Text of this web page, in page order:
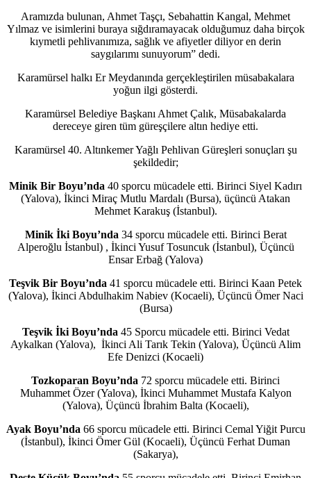
Aramızda bulunan, Ahmet Taşçı, Sebahattin Kangal, Mehmet
Yılmaz ve isimlerini buraya sığdıramayacak olduğumuz daha birçok
kıymetli pehlivanımıza, sağlık ve afiyetler diliyor en derin
saygılarımı sunuyorum” dedi.
Karamürsel halkı Er Meydanında gerçekleştirilen müsabakalara
yoğun ilgi gösterdi.
Karamürsel Belediye Başkanı Ahmet Çalık, Müsabakalarda
dereceye giren tüm güreşçilere altın hediye etti.
Karamürsel 40. Altınkemer Yağlı Pehlivan Güreşleri sonuçları şu
şekildedir;
Minik Bir Boyu’nda 40 sporcu mücadele etti. Birinci Siyel Kadırı
(Yalova), İkinci Miraç Mutlu Mardalı (Bursa), üçüncü Atakan
Mehmet Karakuş (İstanbul).
Minik İki Boyu’nda 34 sporcu mücadele etti. Birinci Berat
Alperoğlu İstanbul) , İkinci Yusuf Tosuncuk (İstanbul), Üçüncü
Ensar Erbağ (Yalova)
Teşvik Bir Boyu’nda 41 sporcu mücadele etti. Birinci Kaan Petek
(Yalova), İkinci Abdulhakim Nabiev (Kocaeli), Üçüncü Ömer Naci
(Bursa)
Teşvik İki Boyu’nda 45 Sporcu mücadele etti. Birinci Vedat
Aykalkan (Yalova), İkinci Ali Tarık Tekin (Yalova), Üçüncü Alim
Efe Denizci (Kocaeli)
Tozkoparan Boyu’nda 72 sporcu mücadele etti. Birinci
Muhammet Özer (Yalova), İkinci Muhammet Mustafa Kalyon
(Yalova), Üçüncü İbrahim Balta (Kocaeli),
Ayak Boyu’nda 66 sporcu mücadele etti. Birinci Cemal Yiğit Purcu
(İstanbul), İkinci Ömer Gül (Kocaeli), Üçüncü Ferhat Duman
(Sakarya),